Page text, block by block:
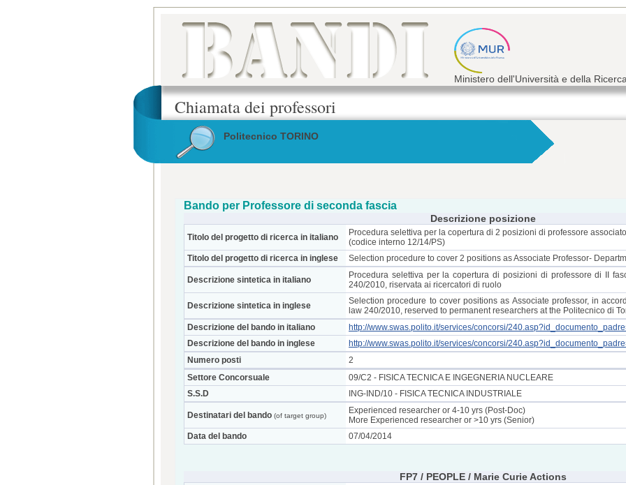
Ministero dell'Università e della Ricerca
Chiamata dei professori
Politecnico TORINO
Bando per Professore di seconda fascia
Descrizione posizione
Titolo del progetto di ricerca in italiano
Procedura selettiva per la copertura di 2 posizioni di professore
(codice interno 12/14/PS)
Titolo del progetto di ricerca in inglese
Selection procedure to cover 2 positions as Associate Professor-
Descrizione sintetica in italiano
Procedura selettiva per la copertura di posizioni di professore di II
240/2010, riservata ai ricercatori di ruolo
Descrizione sintetica in inglese
Selection procedure to cover positions as Associate professor, in
law 240/2010, reserved to permanent researchers at the Politecnico di
Descrizione del bando in italiano
http://www.swas.polito.it/services/concorsi/
Descrizione del bando in inglese
http://www.swas.polito.it/services/concorsi/
Numero posti
2
Settore Concorsuale
09/C2 - FISICA TECNICA E INGEGNERIA NUCLEARE
S.S.D
ING-IND/10 - FISICA TECNICA INDUSTRIALE
Destinatari del bando (of target group)
Experienced researcher or 4-10 yrs (Post-Doc)
More Experienced researcher or >10 yrs (Senior)
Data del bando
07/04/2014
FP7 / PEOPLE / Marie Curie Actions